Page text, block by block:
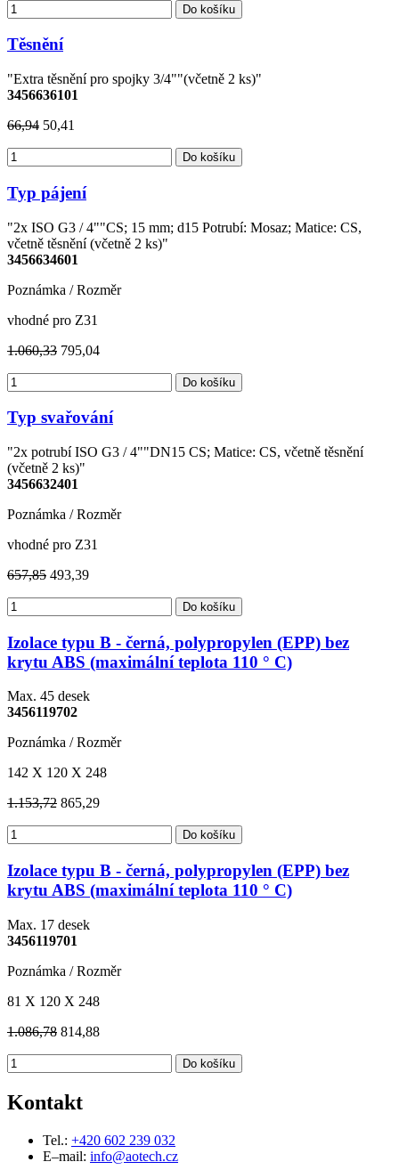
Do košíku
Těsnění
"Extra těsnění pro spojky 3/4""(včetně 2 ks)"
3456636101
66,94 50,41
Do košíku
Typ pájení
"2x ISO G3 / 4""CS; 15 mm; d15 Potrubí: Mosaz; Matice: CS,
včetně těsnění (včetně 2 ks)"
3456634601
Poznámka / Rozměr
vhodné pro Z31
1.060,33 795,04
Do košíku
Typ svařování
"2x potrubí ISO G3 / 4""DN15 CS; Matice: CS, včetně těsnění
(včetně 2 ks)"
3456632401
Poznámka / Rozměr
vhodné pro Z31
657,85 493,39
Do košíku
Izolace typu B - černá, polypropylen (EPP) bez
krytu ABS (maximální teplota 110 ° C)
Max. 45 desek
3456119702
Poznámka / Rozměr
142 X 120 X 248
1.153,72 865,29
Do košíku
Izolace typu B - černá, polypropylen (EPP) bez
krytu ABS (maximální teplota 110 ° C)
Max. 17 desek
3456119701
Poznámka / Rozměr
81 X 120 X 248
1.086,78 814,88
Do košíku
Kontakt
Tel.: +420 602 239 032
E–mail: info@aotech.cz